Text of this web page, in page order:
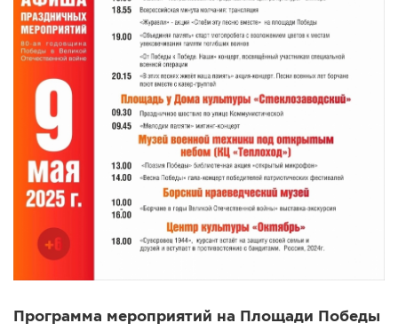
Программа мероприятий на Площади Победы